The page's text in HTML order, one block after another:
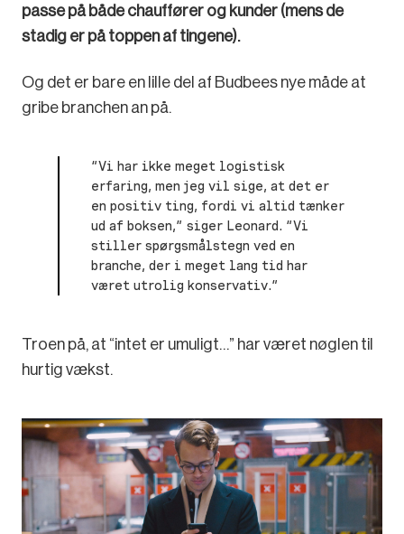
passe på både chauffører og kunder (mens de
stadig er på toppen af tingene).
Og det er bare en lille del af Budbees nye måde at
gribe branchen an på.
“Vi har ikke meget logistisk
erfaring, men jeg vil sige, at det er
en positiv ting, fordi vi altid tænker
ud af boksen,” siger Leonard. “Vi
stiller spørgsmålstegn ved en
branche, der i meget lang tid har
været utrolig konservativ.”
Troen på, at “intet er umuligt…” har været nøglen til
hurtig vækst.